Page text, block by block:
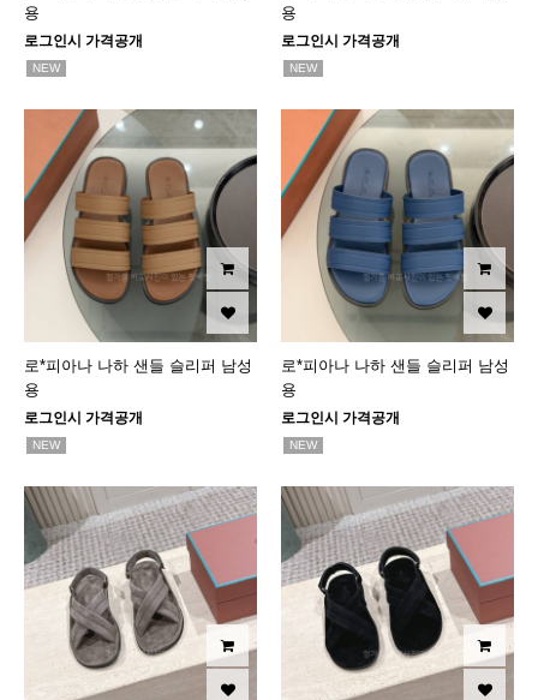
용
로그인시 가격공개
NEW
용
로그인시 가격공개
NEW
로*피아나 나하 샌들 슬리퍼 남성
용
로그인시 가격공개
NEW
로*피아나 나하 샌들 슬리퍼 남성
용
로그인시 가격공개
NEW